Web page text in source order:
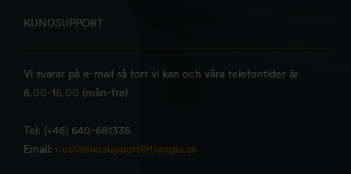
KUNDSUPPORT
Vi svarar på e-mail så fort vi kan och våra telefontider är
8.00-15.00 (mån-fre)
Tel: (+46) 640-681335
Email: customersupport@trangia.se